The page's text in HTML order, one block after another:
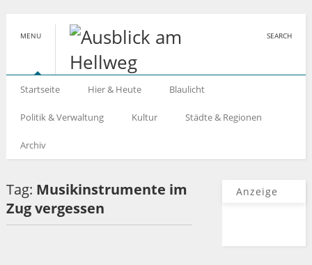
MENU SEARCH
Startseite Hier & Heute Blaulicht
Politik & Verwaltung Kultur Städte & Regionen
Archiv
Tag: Musikinstrumente im
Zug vergessen
Anzeige